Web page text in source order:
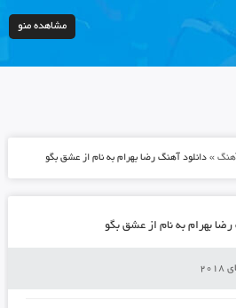
مشاهده منو
» دانلود آهنگ رضا بهرام به نام از عشق بگو
بهرام به نام از عشق بگو